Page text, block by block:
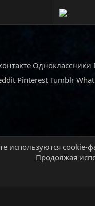
Одноклассники
Pinterest Tumblr
MMO игры World of
используются cookie-
Продолжая